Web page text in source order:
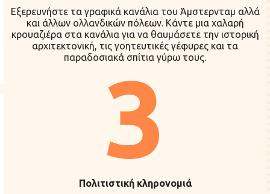
Εξερευνήστε τα γραφικά κανάλια του Άμστερνταμ αλλά
και άλλων ολλανδικών πόλεων. Κάντε μια χαλαρή
κρουαζιέρα στα κανάλια για να θαυμάσετε την ιστορική
αρχιτεκτονική, τις γοητευτικές γέφυρες και τα
παραδοσιακά σπίτια γύρω τους.
3
Πολιτιστική κληρονομιά